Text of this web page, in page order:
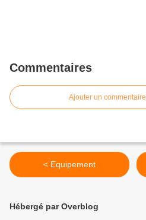
Commentaires
Ajouter un commentaire
< Equipement
Hébergé par Overblog